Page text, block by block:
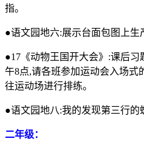
指。
●语文园地六:展示台面包图上生
●17《动物王国开大会》:课后习
午8点,请各班参加运动会入场式
往运动场进行排练。
●语文园地八:我的发现第三行的
二年级：